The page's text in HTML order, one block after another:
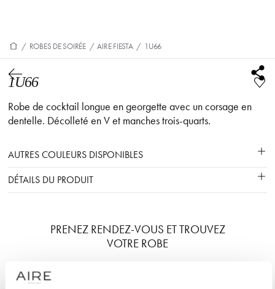
/ ROBES DE SOIRÉE / AIRE FIESTA / 1U66
1U66
Robe de cocktail longue en georgette avec un corsage en
dentelle. Décolleté en V et manches trois-quarts.
AUTRES COULEURS DISPONIBLES
DÉTAILS DU PRODUIT
PRENEZ RENDEZ-VOUS ET TROUVEZ
VOTRE ROBE